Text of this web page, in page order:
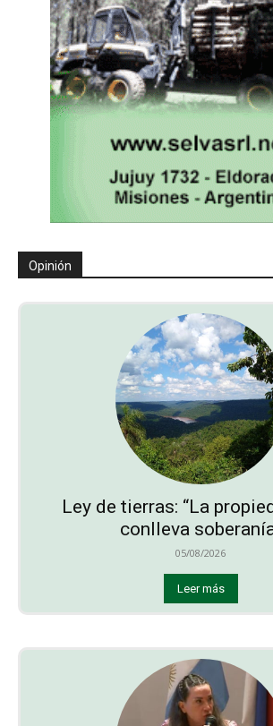
Opinión
Ley de tierras: “La
conlleva
05/08/2026
Leer más